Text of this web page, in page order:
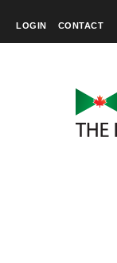
LOGIN CONTACT